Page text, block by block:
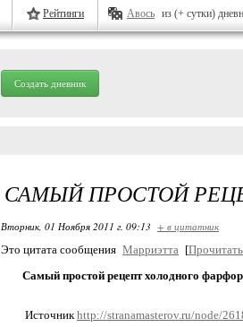
Рейтинги Авось из (+ сутки)
Создать дневник
САМЫЙ ПРОСТОЙ
Вторник, 01 Ноября 2011 г. 09:13 + в цитатник
Это цитата сообщения Марриэтта [
Самый простой рецепт холодного
Источникhttp://stranamasterov.ru/node/